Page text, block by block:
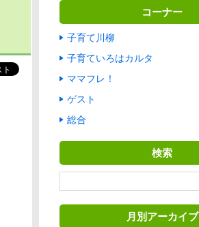
コーナー
子育て川柳
子育ていろはカルタ
ママフレ！
ゲスト
総合
検索
月別アーカイブ